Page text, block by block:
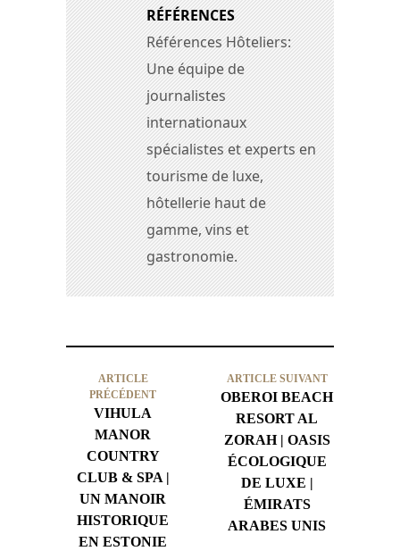
RÉFÉRENCES
Références Hôteliers:
Une équipe de
journalistes
internationaux
spécialistes et experts en
tourisme de luxe,
hôtellerie haut de
gamme, vins et
gastronomie.
ARTICLE
PRÉCÉDENT
VIHULA
MANOR
COUNTRY
CLUB & SPA |
UN MANOIR
HISTORIQUE
EN ESTONIE
ARTICLE SUIVANT
OBEROI BEACH
RESORT AL
ZORAH | OASIS
ÉCOLOGIQUE
DE LUXE |
ÉMIRATS
ARABES UNIS